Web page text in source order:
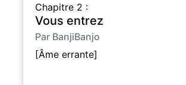
Chapitre 2 :
Vous entrez
Par BanjiBanjo
[Âme errante]